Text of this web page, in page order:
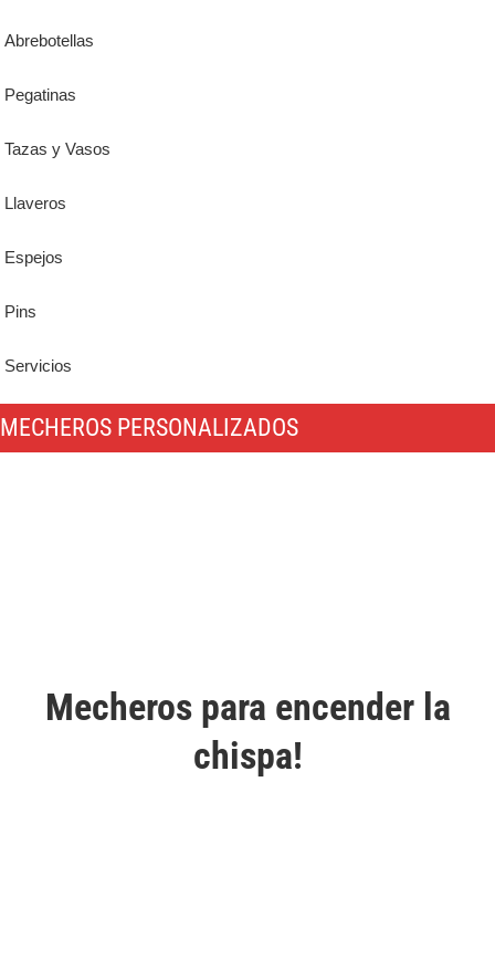
Abrebotellas
Pegatinas
Tazas y Vasos
Llaveros
Espejos
Pins
Servicios
MECHEROS PERSONALIZADOS
Mecheros para encender la
chispa!